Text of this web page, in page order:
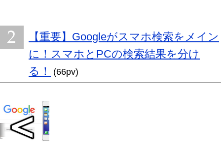
【重要】Googleがスマホ検索をメイン
に！スマホとPCの検索結果を分け
る！
(66pv)